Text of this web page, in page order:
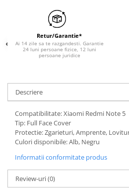
Retur/Garantie*
Ai 14 zile sa te razgandesti. Garantie
24 luni persoane fizice, 12 luni
persoane juridice
Descriere
Compatibilitate: Xiaomi Redmi Note 5
Tip: Full Face Cover
Protectie: Zgarieturi, Amprente,
Culori disponibile: Alb, Negru
Informatii conformitate produs
Review-uri(0)